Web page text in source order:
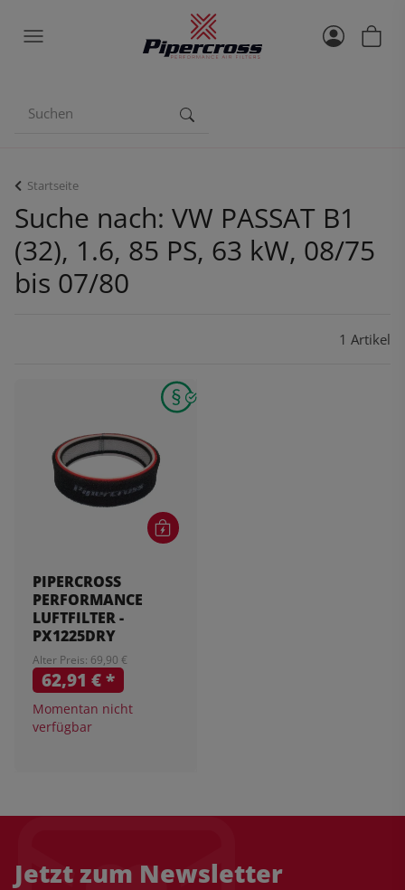
Startseite
Suche nach: VW PASSAT B1
(32), 1.6, 85 PS, 63 kW, 08/75
bis 07/80
1 Artikel
PIPERCROSS
PERFORMANCE
LUFTFILTER -
PX1225DRY
Alter Preis: 69,90 €
62,91 €*
Momentan nicht
verfügbar
Jetzt zum Newsletter